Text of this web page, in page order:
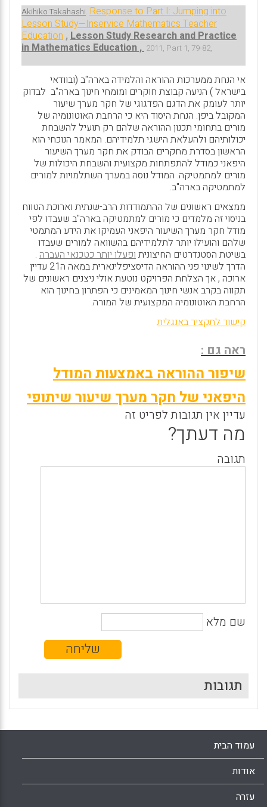
Akihiko Takahashi. Response to Part I: Jumping into
Lesson Study—Inservice Mathematics Teacher
Education, Lesson Study Research and Practice
in Mathematics Education , 2011, Part 1, 79-82,
אי הנחת ממערכות ההוראה והלמידה בארה"ב (ובוודאי
בישראל ) הניעה קבוצת חוקרים ומומחי חינוך בארה"ב לבדוק
יותר לעומק את הדגם הפדגוגי של חקר מערך שיעור
המקובל ביפן. הנחת היסוד היא כי הרחבת האוטונומיה של
מורים בתחומי תכנון ההוראה שלהם רק תועיל להשבחת
יכולותיהם ולהעלאת הישגי תלמידיהם. המאמר הנוכחי הוא
הראשון בסדרת מחקרים הבודק את חקר מערך השיעור
היפאני כמודל להתפתחות מקצועית והשבחת היכולות של
מורים למתמטיקה. המודל נוסה במערך השתלמויות למורים
למתמטיקה בארה"ב.
ממצאים ראשונים של ההתמודדות הרב-שנתית וארוכת הטווח
בניסוי זה מלמדים כי מורים למתמטיקה בארה"ב שעבדו לפי
מודל חקר מערך השיעור היפאני העמיקו את הידע המתמטי
שלהם והועילו יותר לתלמידיהם בהשוואה למורים שעבדו
בשיטת הסטנדרטים החיצוניתופעלו יותר כטכנאי העברה .
הדרך לשינוי פני ההוראה הדיסציפלינארית במאה ה21 עדיין
ארוכה , אך הצלחת הפרויקט נוטעת אולי ניצנים ראשונים של
תקווה בקרב אנשי חינוך המאמינים כי הפתרון בחינוך הוא
הרחבת האוטונומיה המקצועית של המורה.
קישור לתקציר באנגלית
ראה גם :
שיפור ההוראה באמצעות המודל
היפאני של חקר מערך שיעור שיתופי
עדיין אין תגובות לפריט זה
מה דעתך?
תגובה
שם מלא
תגובות
עמוד הבית
אודות
עזרה